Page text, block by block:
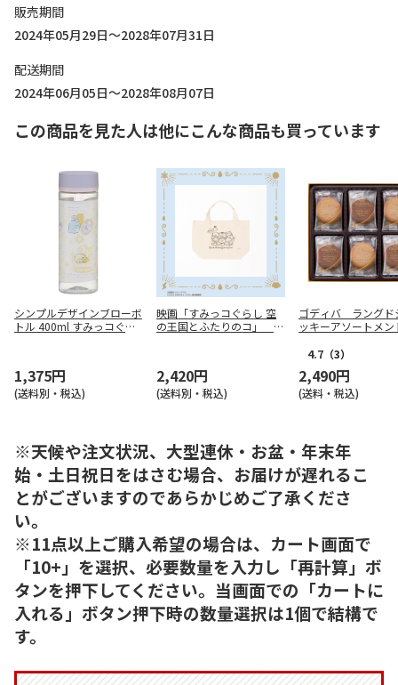
販売期間
2024年05月29日～2028年07月31日
配送期間
2024年06月05日～2028年08月07日
この商品を見た人は他にこんな商品も買っています
シンプルデザインブローボ
トル 400ml すみっコぐら
1,375円
(送料別・税込)
映画「すみっコぐらし 空
の王国とふたりのコ」 ラ
2,420円
(送料別・税込)
ゴディバ ラングド
ッキーアソートメン
4.7 （3）
2,490円
(送料・税込)
※天候や注文状況、大型連休・お盆・年末年
始・土日祝日をはさむ場合、お届けが遅れるこ
とがございますのであらかじめご了承くださ
い。
※11点以上ご購入希望の場合は、カート画面で
「10+」を選択、必要数量を入力し「再計算」ボ
タンを押下してください。当画面での「カートに
入れる」ボタン押下時の数量選択は1個で結構で
す。